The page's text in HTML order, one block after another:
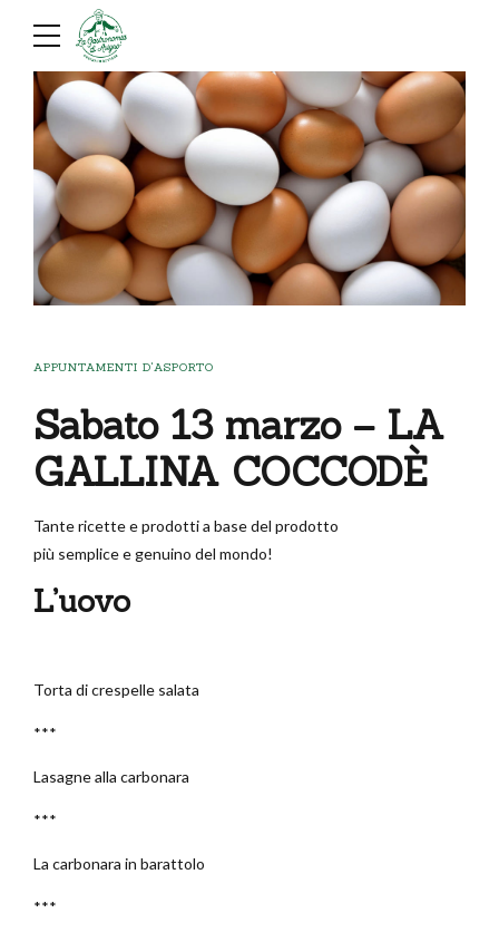
APPUNTAMENTI D'ASPORTO
Sabato 13 marzo – LA
GALLINA COCCODÈ
Tante ricette e prodotti a base del prodotto
più semplice e genuino del mondo!
L’uovo
Torta di crespelle salata
***
Lasagne alla carbonara
***
La carbonara in barattolo
***